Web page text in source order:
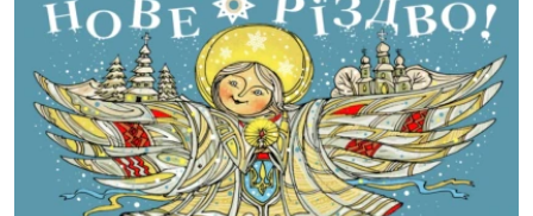
ПРОПАВШИЕ БЕЗ ВЕСТИ
ПОБЕДИТЕЛЕЙ НЕ СУДЯТ?
КРЫМ.НЕПОКОРЕННЫЙ
ELIFBE
УКРАИНСКАЯ ПРОБЛЕМА КРЫМА
Qırımtatar
ПРИСОЕДИНЯЙТЕСЬ!